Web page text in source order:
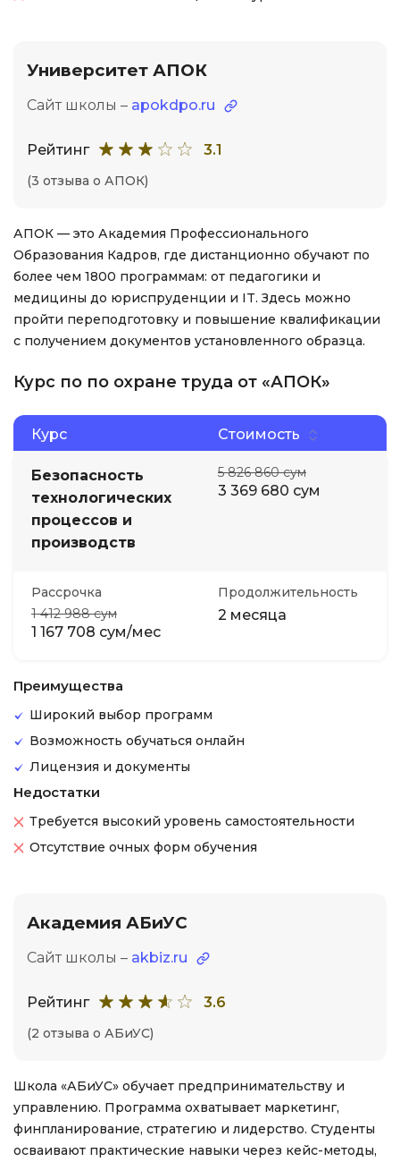
Университет АПОК
Сайт школы – apokdpo.ru
Рейтинг 3.1
(3 отзыва о АПОК)
АПОК — это Академия Профессионального
Образования Кадров, где дистанционно обучают по
более чем 1800 программам: от педагогики и
медицины до юриспруденции и IT. Здесь можно
пройти переподготовку и повышение квалификации
с получением документов установленного образца.
Курс по по охране труда от «АПОК»
Курс Стоимость
Безопасность
технологических
процессов и
производств
5 826 860 сум
3 369 680 сум
Рассрочка
1 412 988 сум
1 167 708 сум/мес
Продолжительность
2 месяца
Преимущества
Широкий выбор программ
Возможность обучаться онлайн
Лицензия и документы
Недостатки
Требуется высокий уровень самостоятельности
Отсутствие очных форм обучения
Академия АБиУС
Сайт школы – akbiz.ru
Рейтинг 3.6
(2 отзыва о АБиУС)
Школа «АБиУС» обучает предпринимательству и
управлению. Программа охватывает маркетинг,
финпланирование, стратегию и лидерство. Студенты
осваивают практические навыки через кейс-методы,